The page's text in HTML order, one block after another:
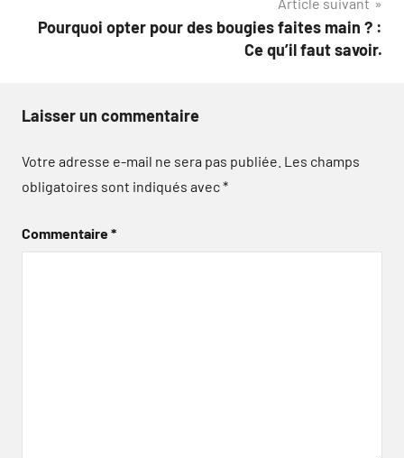
Pourquoi opter pour des bougies faites main ? :
Ce qu’il faut savoir.
Laisser un commentaire
Votre adresse e-mail ne sera pas publiée. Les champs
obligatoires sont indiqués avec*
Commentaire*